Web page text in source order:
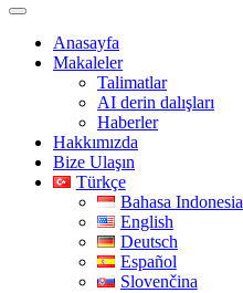
Anasayfa
Makaleler
Talimatlar
AI derin dalışları
Haberler
Hakkımızda
Bize Ulaşın
Türkçe
Bahasa Indonesia
English
Deutsch
Español
Slovenčina